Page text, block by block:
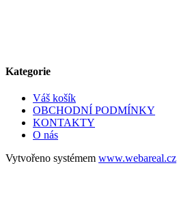
Kategorie
Váš košík
OBCHODNÍ PODMÍNKY
KONTAKTY
O nás
Vytvořeno systémem www.webareal.cz